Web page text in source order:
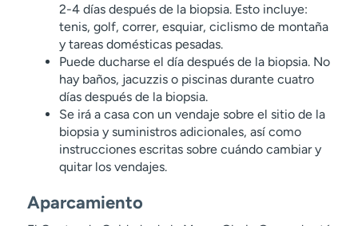
2-4 días después de la biopsia. Esto incluye:
tenis, golf, correr, esquiar, ciclismo de montaña
y tareas domésticas pesadas.
Puede ducharse el día después de la biopsia. No
hay baños, jacuzzis o piscinas durante cuatro
días después de la biopsia.
Se irá a casa con un vendaje sobre el sitio de la
biopsia y suministros adicionales, así como
instrucciones escritas sobre cuándo cambiar y
quitar los vendajes.
Aparcamiento